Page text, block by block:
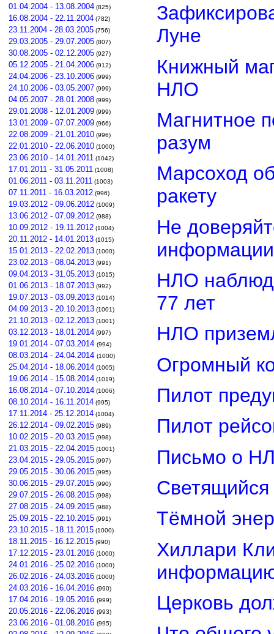
01.04.2004 - 13.08.2004 (825)
16.08.2004 - 22.11.2004 (782)
23.11.2004 - 28.03.2005 (756)
29.03.2005 - 29.07.2005 (807)
30.08.2005 - 02.12.2005 (927)
05.12.2005 - 21.04.2006 (912)
24.04.2006 - 23.10.2006 (999)
24.10.2006 - 03.05.2007 (999)
04.05.2007 - 28.01.2008 (999)
29.01.2008 - 12.01.2009 (999)
13.01.2009 - 07.07.2009 (966)
22.08.2009 - 21.01.2010 (996)
22.01.2010 - 22.06.2010 (1000)
23.06.2010 - 14.01.2011 (1042)
17.01.2011 - 31.05.2011 (1008)
01.06.2011 - 03.11.2011 (1003)
07.11.2011 - 16.03.2012 (996)
19.03.2012 - 09.06.2012 (1009)
13.06.2012 - 07.09.2012 (988)
10.09.2012 - 19.11.2012 (1004)
20.11.2012 - 14.01.2013 (1015)
15.01.2013 - 22.02.2013 (1000)
23.02.2013 - 08.04.2013 (991)
09.04.2013 - 31.05.2013 (1015)
01.06.2013 - 18.07.2013 (992)
19.07.2013 - 03.09.2013 (1014)
04.09.2013 - 20.10.2013 (1001)
21.10.2013 - 02.12.2013 (1001)
03.12.2013 - 18.01.2014 (997)
19.01.2014 - 07.03.2014 (994)
08.03.2014 - 24.04.2014 (1000)
25.04.2014 - 18.06.2014 (1005)
19.06.2014 - 15.08.2014 (1019)
16.08.2014 - 07.10.2014 (1006)
08.10.2014 - 16.11.2014 (995)
17.11.2014 - 25.12.2014 (1004)
26.12.2014 - 09.02.2015 (989)
10.02.2015 - 20.03.2015 (998)
21.03.2015 - 22.04.2015 (1001)
23.04.2015 - 29.05.2015 (997)
29.05.2015 - 30.06.2015 (995)
30.06.2015 - 29.07.2015 (990)
29.07.2015 - 26.08.2015 (998)
27.08.2015 - 24.09.2015 (988)
25.09.2015 - 22.10.2015 (991)
23.10.2015 - 18.11.2015 (1000)
18.11.2015 - 16.12.2015 (990)
17.12.2015 - 23.01.2016 (1000)
24.01.2016 - 25.02.2016 (1000)
26.02.2016 - 24.03.2016 (1000)
24.03.2016 - 16.04.2016 (990)
17.04.2016 - 19.05.2016 (999)
20.05.2016 - 22.06.2016 (993)
23.06.2016 - 01.08.2016 (995)
Луне
Книжный
НЛО
Магнитное
разум
Марсоход
ракету
Не
информации
НЛО
77 лет
НЛО
Огромный
Пилот
Пилот
Письмо о
Светящийся
Тёмной
Хиллари
Церковь